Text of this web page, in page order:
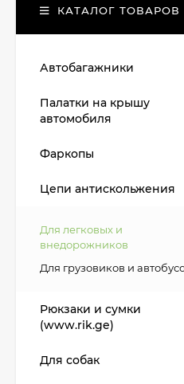
КАТАЛОГ ТОВАРОВ
Автобагажники
Палатки на крышу
автомобиля
Фаркопы
Цепи антискольжения
Для легковых и
внедорожников
Для грузовиков и
Рюкзаки и сумки
(www.rik.ge)
Для собак